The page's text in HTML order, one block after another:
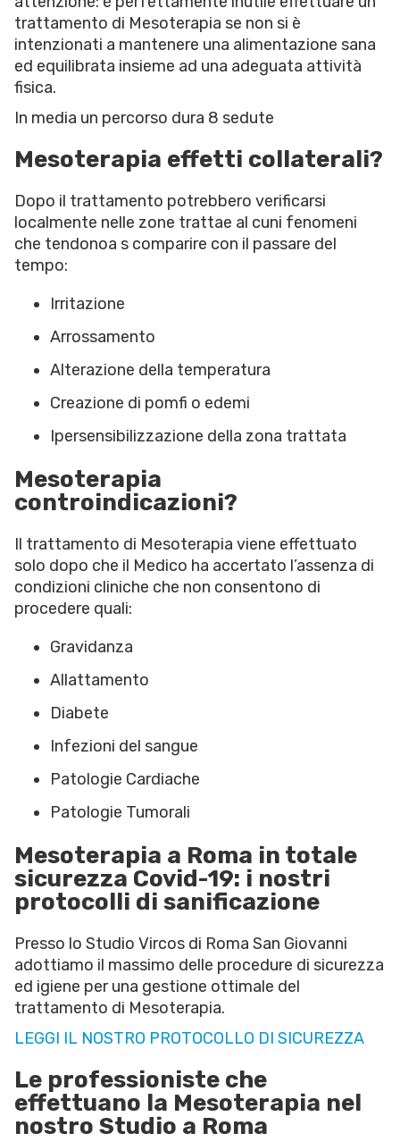
trattamento di Mesoterapia se non si è
intenzionati a mantenere una alimentazione sana
ed equilibrata insieme ad una adeguata attività
fisica.
In media un percorso dura 8 sedute
Mesoterapia effetti collaterali?
Dopo il trattamento potrebbero verificarsi
localmente nelle zone trattae al cuni fenomeni
che tendonoa s comparire con il passare del
tempo:
Irritazione
Arrossamento
Alterazione della temperatura
Creazione di pomfi o edemi
Ipersensibilizzazione della zona trattata
Mesoterapia
controindicazioni?
Il trattamento di Mesoterapia viene effettuato
solo dopo che il Medico ha accertato l’assenza di
condizioni cliniche che non consentono di
procedere quali:
Gravidanza
Allattamento
Diabete
Infezioni del sangue
Patologie Cardiache
Patologie Tumorali
Mesoterapia a Roma in totale
sicurezza Covid-19: i nostri
protocolli di sanificazione
Presso lo Studio Vircos di Roma San Giovanni
adottiamo il massimo delle procedure di sicurezza
ed igiene per una gestione ottimale del
trattamento di Mesoterapia.
LEGGI IL NOSTRO PROTOCOLLO DI SICUREZZA
Le professioniste che
effettuano la Mesoterapia nel
nostro Studio a Roma